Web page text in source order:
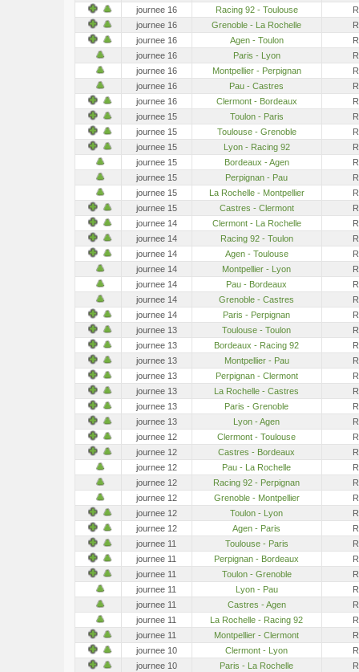
journee 16
Racing 92 - Toulouse
journee 16
Grenoble - La Rochelle
journee 16
Agen - Toulon
journee 16
Paris - Lyon
journee 16
Montpellier - Perpignan
journee 16
Pau - Castres
journee 16
Clermont - Bordeaux
journee 15
Toulon - Paris
journee 15
Toulouse - Grenoble
journee 15
Lyon - Racing 92
journee 15
Bordeaux - Agen
journee 15
Perpignan - Pau
journee 15
La Rochelle - Montpellier
journee 15
Castres - Clermont
journee 14
Clermont - La Rochelle
journee 14
Racing 92 - Toulon
journee 14
Agen - Toulouse
journee 14
Montpellier - Lyon
journee 14
Pau - Bordeaux
journee 14
Grenoble - Castres
journee 14
Paris - Perpignan
journee 13
Toulouse - Toulon
journee 13
Bordeaux - Racing 92
journee 13
Montpellier - Pau
journee 13
Perpignan - Clermont
journee 13
La Rochelle - Castres
journee 13
Paris - Grenoble
journee 13
Lyon - Agen
journee 12
Clermont - Toulouse
journee 12
Castres - Bordeaux
journee 12
Pau - La Rochelle
journee 12
Racing 92 - Perpignan
journee 12
Grenoble - Montpellier
journee 12
Toulon - Lyon
journee 12
Agen - Paris
journee 11
Toulouse - Paris
journee 11
Perpignan - Bordeaux
journee 11
Toulon - Grenoble
journee 11
Lyon - Pau
journee 11
Castres - Agen
journee 11
La Rochelle - Racing 92
journee 11
Montpellier - Clermont
journee 10
Clermont - Lyon
journee 10
Paris - La Rochelle